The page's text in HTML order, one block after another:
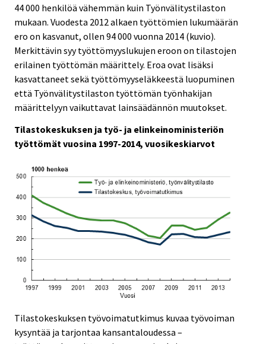
44 000 henkilöä vähemmän kuin Työnvälitystilaston
mukaan. Vuodesta 2012 alkaen työttömien lukumäärän
ero on kasvanut, ollen 94 000 vuonna 2014 (kuvio).
Merkittävin syy työttömyyslukujen eroon on tilastojen
erilainen työttömän määrittely. Eroa ovat lisäksi
kasvattaneet sekä työttömyyseläkkeestä luopuminen
että Työnvälitystilaston työttömän työnhakijan
määrittelyyn vaikuttavat lainsäädännön muutokset.
Tilastokeskuksen ja työ- ja elinkeinoministeriön
työttömät vuosina 1997-2014, vuosikeskiarvot
Tilastokeskuksen työvoimatutkimus kuvaa työvoiman
kysyntää ja tarjontaa kansantaloudessa –